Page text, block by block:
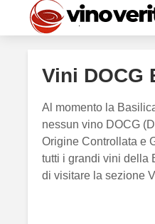
Vini DOCG
Al momento la
nessun vino DOCG
Origine Controllata e
tutti i grandi vini della
di visitare la sezione